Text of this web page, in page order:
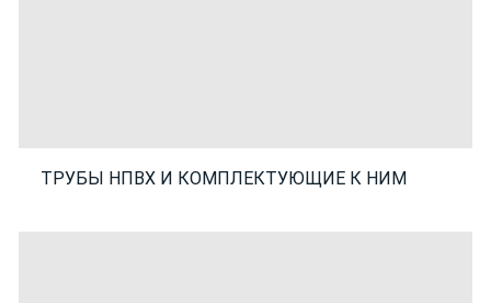
ТРУБЫ НПВХ И КОМПЛЕКТУЮЩИЕ К НИМ